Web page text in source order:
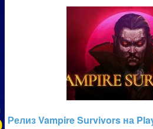
Релиз Vampire Survivors на